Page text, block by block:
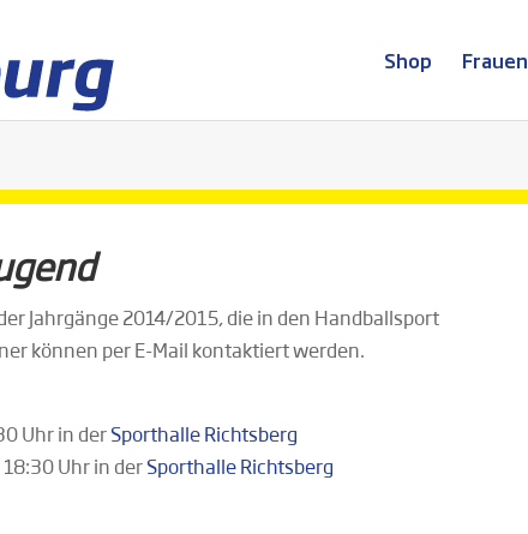
Shop Frauen
Jahrgänge 2014/2015, die in den Handballsport
können per E-Mail kontaktiert werden.
Uhr in derSporthalle Richtsberg
Uhr in derSporthalle Richtsberg